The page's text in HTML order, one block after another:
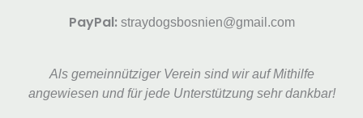
PayPal:straydogsbosnien@gmail.com
Als gemeinnütziger Verein sind wir auf Mithilfe
angewiesen und für jede Unterstützung sehr dankbar!